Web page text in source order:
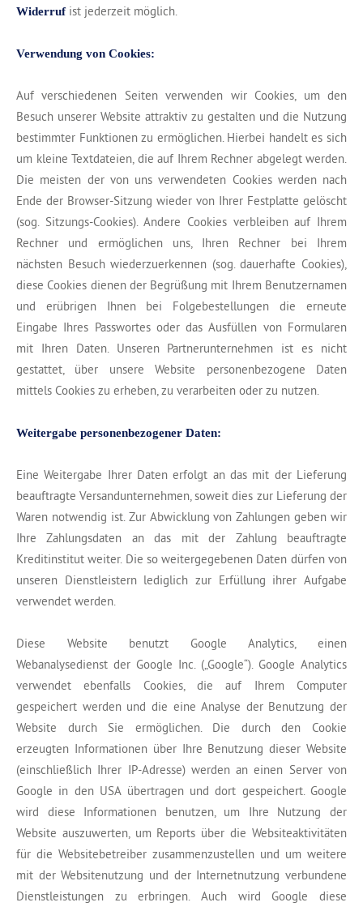
Widerruf ist jederzeit möglich.
Verwendung von Cookies:
Auf verschiedenen Seiten verwenden wir Cookies, um den
Besuch unserer Website attraktiv zu gestalten und die Nutzung
bestimmter Funktionen zu ermöglichen. Hierbei handelt es sich
um kleine Textdateien, die auf Ihrem Rechner abgelegt werden.
Die meisten der von uns verwendeten Cookies werden nach
Ende der Browser-Sitzung wieder von Ihrer Festplatte gelöscht
(sog. Sitzungs-Cookies). Andere Cookies verbleiben auf Ihrem
Rechner und ermöglichen uns, Ihren Rechner bei Ihrem
nächsten Besuch wiederzuerkennen (sog. dauerhafte Cookies),
diese Cookies dienen der Begrüßung mit Ihrem Benutzernamen
und erübrigen Ihnen bei Folgebestellungen die erneute
Eingabe Ihres Passwortes oder das Ausfüllen von Formularen
mit Ihren Daten. Unseren Partnerunternehmen ist es nicht
gestattet, über unsere Website personenbezogene Daten
mittels Cookies zu erheben, zu verarbeiten oder zu nutzen.
Weitergabe personenbezogener Daten:
Eine Weitergabe Ihrer Daten erfolgt an das mit der Lieferung
beauftragte Versandunternehmen, soweit dies zur Lieferung der
Waren notwendig ist. Zur Abwicklung von Zahlungen geben wir
Ihre Zahlungsdaten an das mit der Zahlung beauftragte
Kreditinstitut weiter. Die so weitergegebenen Daten dürfen von
unseren Dienstleistern lediglich zur Erfüllung ihrer Aufgabe
verwendet werden.
Diese Website benutzt Google Analytics, einen
Webanalysedienst der Google Inc. („Google“). Google Analytics
verwendet ebenfalls Cookies, die auf Ihrem Computer
gespeichert werden und die eine Analyse der Benutzung der
Website durch Sie ermöglichen. Die durch den Cookie
erzeugten Informationen über Ihre Benutzung dieser Website
(einschließlich Ihrer IP-Adresse) werden an einen Server von
Google in den USA übertragen und dort gespeichert. Google
wird diese Informationen benutzen, um Ihre Nutzung der
Website auszuwerten, um Reports über die Websiteaktivitäten
für die Websitebetreiber zusammenzustellen und um weitere
mit der Websitenutzung und der Internetnutzung verbundene
Dienstleistungen zu erbringen. Auch wird Google diese